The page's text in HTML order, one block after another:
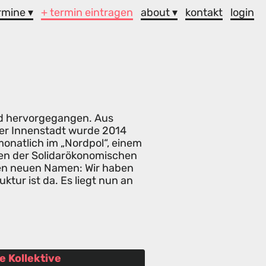
▾ + termin eintragen about ▾ kontakt login
hervorgegangen. Aus
Innenstadt wurde 2014
im „Nordpol“, einem
der Solidarökonomischen
neuen Namen: Wir haben
ist da. Es liegt nun an
Kollektive